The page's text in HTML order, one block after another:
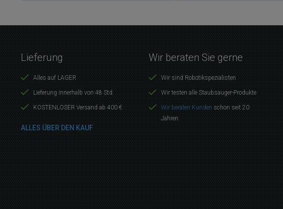
Lieferung
Alles auf LAGER
Lieferung innerhalb von 48 Std.
KOSTENLOSER Versand ab 400 €
ALLES ÜBER DEN KAUF
Wir beraten Sie gerne
Wir sind Robotikspezialisten
Wir testen alle Staubsauger-Produkte
Wir beraten Kunden schon seit 20
Jahren